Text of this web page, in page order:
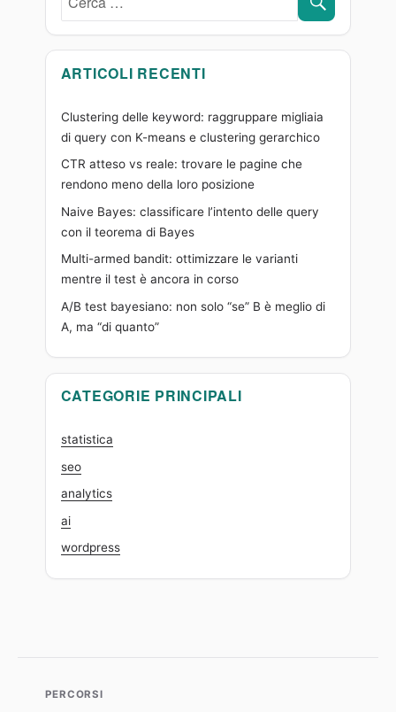
ARTICOLI RECENTI
Clustering delle keyword: raggruppare migliaia
di query con K-means e clustering gerarchico
CTR atteso vs reale: trovare le pagine che
rendono meno della loro posizione
Naive Bayes: classificare l’intento delle query
con il teorema di Bayes
Multi-armed bandit: ottimizzare le varianti
mentre il test è ancora in corso
A/B test bayesiano: non solo “se” B è meglio di
A, ma “di quanto”
CATEGORIE PRINCIPALI
statistica
seo
analytics
ai
wordpress
PERCORSI